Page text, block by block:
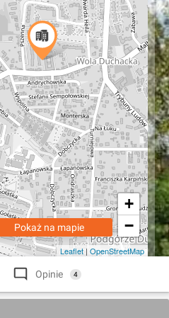
+
−
Leaflet | OpenStreetMap
Pokaż na mapie
Opinie 4